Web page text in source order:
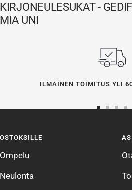
KIRJONEULESUKAT -
MIA UNI
ILMAINEN TOIMITUS YLI
4
OSTOKSILLE
Ompelu
Neulonta